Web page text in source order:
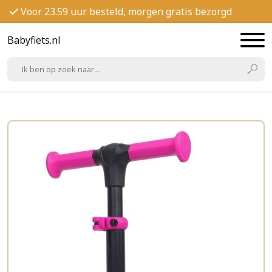
Voor 23.59 uur besteld, morgen gratis bezorgd
Babyfiets.nl